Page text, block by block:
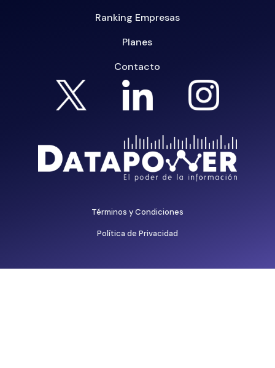
Ranking Empresas
Planes
Contacto
Términos y Condiciones
Política de Privacidad